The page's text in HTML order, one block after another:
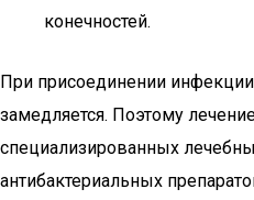
конечностей.
При присоединении
замедляется. Поэтому
специализированных
антибактериальных